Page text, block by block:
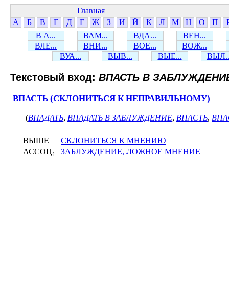
Главная
А
Б В Г Д Е Ж З И Й К Л М Н О П
В А...
ВАМ... ВДА...
ВЕН...
ВЛЕ...
ВНИ... ВОЕ...
ВОЖ...
ВУА...
ВЫВ... ВЫЕ...
Текстовый вход: ВПАСТЬ В
ВПАСТЬ (СКЛОНИТЬСЯ К НЕПРАВИЛЬНОМУ)
(ВПАДАТЬ, ВПАДАТЬ В ЗАБЛУЖДЕНИЕ, ВПАСТЬ,
ВЫШЕ
СКЛОНИТЬСЯ К МНЕНИЮ
АССОЦ1 ЗАБЛУЖДЕНИЕ, ЛОЖНОЕ МНЕНИЕ